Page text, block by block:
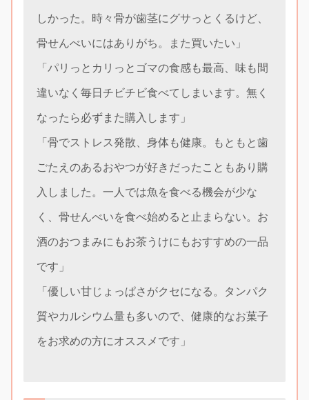
しかった。時々骨が歯茎にグサっとくるけど、
骨せんべいにはありがち。また買いたい」
「パリっとカリっとゴマの食感も最高、味も間
違いなく毎日チビチビ食べてしまいます。無く
なったら必ずまた購入します」
「骨でストレス発散、身体も健康。もともと歯
ごたえのあるおやつが好きだったこともあり購
入しました。一人では魚を食べる機会が少な
く、骨せんべいを食べ始めると止まらない。お
酒のおつまみにもお茶うけにもおすすめの一品
です」
「優しい甘じょっぱさがクセになる。タンパク
質やカルシウム量も多いので、健康的なお菓子
をお求めの方にオススメです」